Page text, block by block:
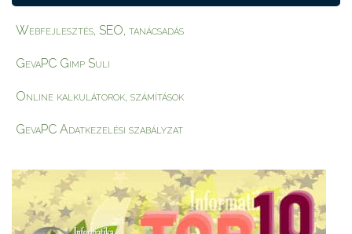
Webfejlesztés, SEO, tanácsadás
GevaPC Gimp Suli
Online kalkulátorok, számítások
GevaPC Adatkezelési szabályzat